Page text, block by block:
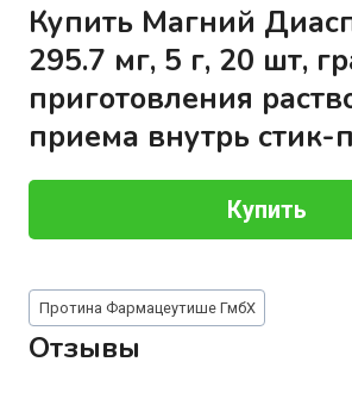
Купить Магний
295.7 мг, 5 г, 20 шт,
приготовления
приема внутрь стик-
Купить
Метки
записи:
Протина Фармацеутише ГмбХ
Отзывы